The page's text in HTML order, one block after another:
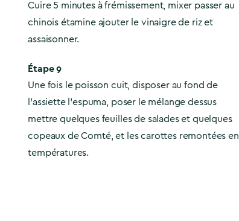
Cuire 5 minutes à frémissement, mixer passer au
chinois étamine ajouter le vinaigre de riz et
assaisonner.
Étape 9
Une fois le poisson cuit, disposer au fond de
l’assiette l’espuma, poser le mélange dessus
mettre quelques feuilles de salades et quelques
copeaux de Comté, et les carottes remontées en
températures.